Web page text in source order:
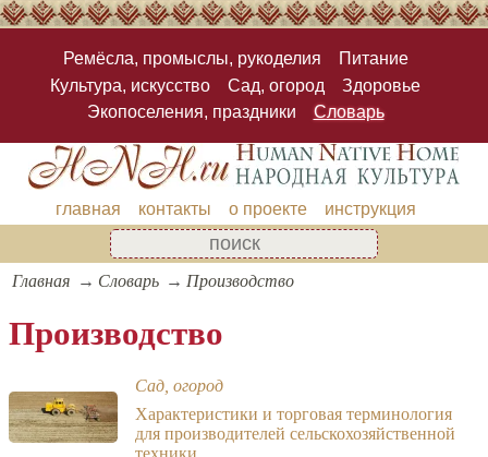
Ремёсла, промыслы, рукоделия
Питание
Культура, искусство
Сад, огород
Здоровье
Экопоселения, праздники
Словарь
главная контакты о проекте инструкция
Главная Словарь Производство
Производство
Сад, огород
Характеристики и торговая терминология
для производителей сельскохозяйственной
техники